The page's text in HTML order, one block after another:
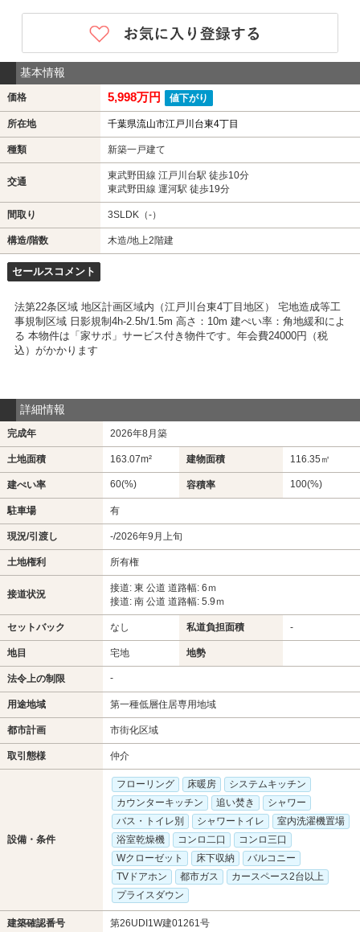
基本情報
価格 5,998万円 値下がり
所在地 千葉県流山市江戸川台東4丁目
種類 新築一戸建て
交通
東武野田線 江戸川台駅 徒歩10分
東武野田線 運河駅 徒歩19分
間取り 3SLDK（-）
構造/階数 木造/地上2階建
セールスコメント
法第22条区域 地区計画区域内（江戸川台東4丁目地区） 宅地造成等工
事規制区域 日影規制4h-2.5h/1.5m 高さ：10m 建ぺい率：角地緩和によ
る 本物件は「家サポ」サービス付き物件です。年会費24000円（税
込）がかかります
詳細情報
完成年 2026年8月築
土地面積 163.07m² 建物面積 116.35㎡
建ぺい率 60(%) 容積率 100(%)
駐車場 有
現況/引渡し -/2026年9月上旬
土地権利 所有権
接道状況
接道: 東 公道 道路幅: 6ｍ
接道: 南 公道 道路幅: 5.9ｍ
セットバック なし 私道負担面積 -
地目 宅地 地勢
法令上の制限 -
用途地域 第一種低層住居専用地域
都市計画 市街化区域
取引態様 仲介
設備・条件
フローリング 床暖房
システムキッチン
カウンターキッチン
追い焚き
シャワー
バス・トイレ別
シャワートイレ
室内洗濯機置場
浴室乾燥機
コンロ二口
コンロ三口
Wクローゼット
床下収納
バルコニー
TVドアホン
都市ガス
カースペース2台以上
プライスダウン
建築確認番号 第26UDI1W建01261号